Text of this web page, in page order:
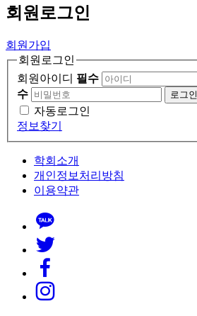
회원 로그인
회원가입
회원로그인
회원아이디 필수
수
로그인
자동로그인
정보찾기
학회소개
개인정보처리방침
이용약관